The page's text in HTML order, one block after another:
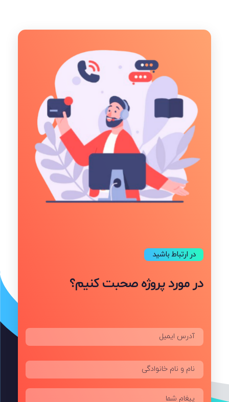
در ارتباط باشید
در مورد پروژه صحبت کنیم؟